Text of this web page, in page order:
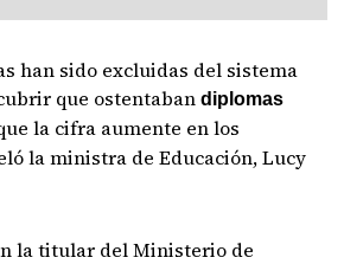
han sido excluidas del sistema
que ostentabandiplomas
la cifra aumente en los
la ministra de Educación, Lucy
la titular del Ministerio de